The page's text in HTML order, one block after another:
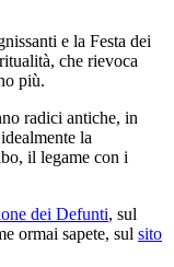
e la Festa dei
che rievoca
più.
radici antiche, in
la
il legame con i
dei Defunti, sul
ormai sapete, sul sito